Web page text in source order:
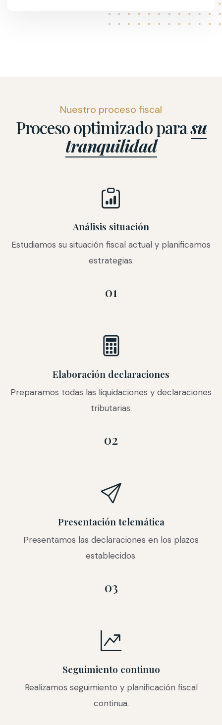
Nuestro proceso fiscal
Proceso optimizado parasu
tranquilidad
Análisis situación
Estudiamos su situación fiscal actual y planificamos
estrategias.
01
Elaboración declaraciones
Preparamos todas las liquidaciones y declaraciones
tributarias.
02
Presentación telemática
Presentamos las declaraciones en los plazos
establecidos.
03
Seguimiento continuo
Realizamos seguimiento y planificación fiscal
continua.